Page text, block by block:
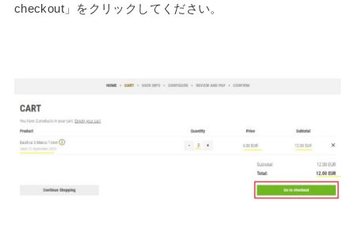
checkout」をクリックしてください。